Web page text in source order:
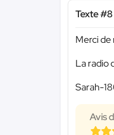
Texte #8
Merci de
La radio
Sarah-
Avis